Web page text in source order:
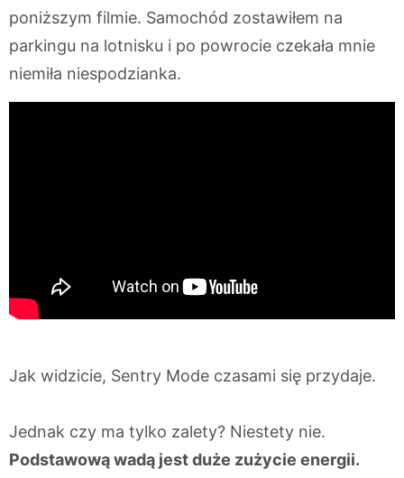
poniższym filmie. Samochód zostawiłem na
parkingu na lotnisku i po powrocie czekała mnie
niemiła niespodzianka.
Jak widzicie, Sentry Mode czasami się przydaje.
Jednak czy ma tylko zalety? Niestety nie.
Podstawową wadą jest duże zużycie energii.